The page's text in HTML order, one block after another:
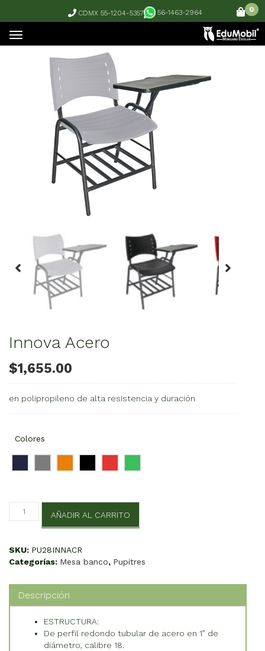
CDMX 55-1204-5357 56-1463-2964 0
Innova Acero
$1,655.00
en polipropileno de alta resistencia y duración
Colores
Innova
cantidad
AÑADIR AL CARRITO
SKU: PU28INNACR
Categorías: Mesa banco, Pupitres
Descripción
ESTRUCTURA:
De perfil redondo tubular de acero en 1” de
diámetro, calibre 18.